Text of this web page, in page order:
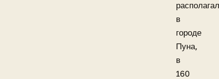
в
городе
Пуна,
в
160